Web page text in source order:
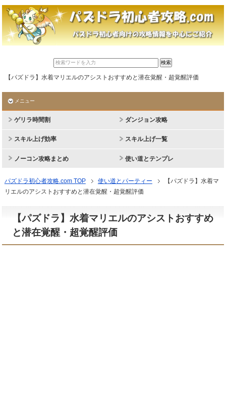
【パズドラ】水着マリエルのアシストおすすめと潜在覚醒・超覚醒評価
メニュー
ゲリラ時間割 ダンジョン攻略
スキル上げ効率 スキル上げ一覧
ノーコン攻略まとめ 使い道とテンプレ
パズドラ初心者攻略.com TOP 使い道とパーティー
【パズドラ】水着マ
リエルのアシストおすすめと潜在覚醒・超覚醒評価
【パズドラ】水着マリエルのアシストおすすめ
と潜在覚醒・超覚醒評価